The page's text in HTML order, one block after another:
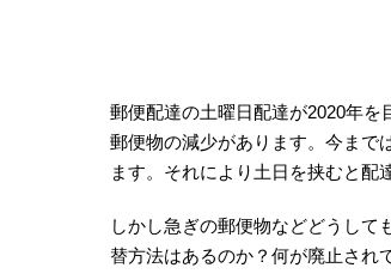
郵便配達の土曜日配達が2020年を
郵便物の減少があります。今まで
ます。それにより土日を挟むと配
しかし急ぎの郵便物などどうし
替方法はあるのか？何が廃止され